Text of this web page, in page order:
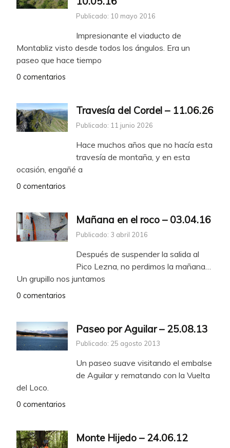
Publicado: 10 mayo 2016
Impresionante el viaducto de
Montabliz visto desde todos los ángulos. Era un
paseo que hace tiempo
0 comentarios
Travesía del Cordel – 11.06.26
Publicado: 11 junio 2026
Hace muchos años que no hacía esta
travesía de montaña, y en esta
ocasión, engañé a
0 comentarios
Mañana en el roco – 03.04.16
Publicado: 3 abril 2016
Después de suspender la salida al
Pico Lezna, no perdimos la mañana…
Un grupillo nos juntamos
0 comentarios
Paseo por Aguilar – 25.08.13
Publicado: 25 agosto 2013
Un paseo suave visitando el embalse
de Aguilar y rematando con la Vuelta
del Loco.
0 comentarios
Monte Hijedo – 24.06.12